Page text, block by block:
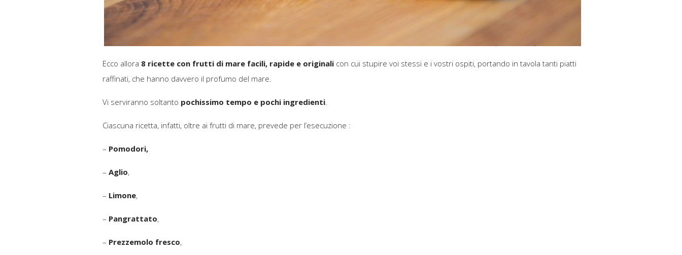
Ecco allora 8 ricette con frutti di mare facili, rapide e originali con cui stupire voi stessi e i vostri ospiti, portando in tavola tanti piatti
raffinati, che hanno davvero il profumo del mare.
Vi serviranno soltanto pochissimo tempo e pochi ingredienti
Ciascuna ricetta, infatti, oltre ai frutti di mare, prevede per l’esecuzione :
– Pomodori,
– Aglio,
– Limone,
– Pangrattato,
– Prezzemolo fresco,